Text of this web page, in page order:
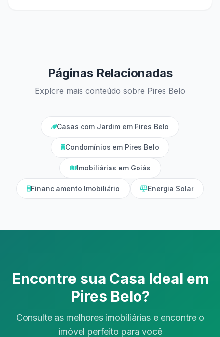
Páginas Relacionadas
Explore mais conteúdo sobre Pires Belo
Casas com Jardim em Pires Belo
Condomínios em Pires Belo
Imobiliárias em Goiás
Financiamento Imobiliário Energia Solar
Encontre sua Casa Ideal em
Pires Belo?
Consulte as melhores imobiliárias e encontre o
imóvel perfeito para você